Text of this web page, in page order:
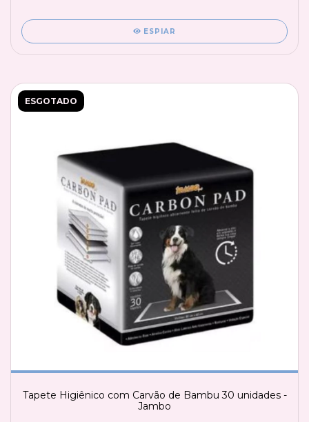
ESPIAR
ESGOTADO
Tapete Higiênico com Carvão de Bambu 30 unidades -
Jambo